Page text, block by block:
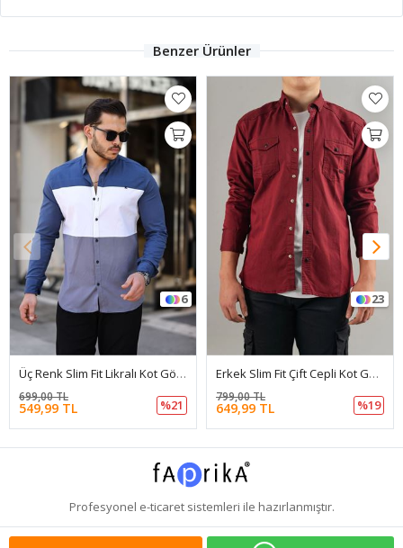
Benzer Ürünler
6
Üç Renk Slim Fit Likralı Kot Gömlek
549,99 TL
699,00 TL
%21
23
Erkek Slim Fit Çift Cepli Kot Gömlek
649,99 TL
799,00 TL
%19
Profesyonel e-ticaretsistemleri ile hazırlanmıştır.